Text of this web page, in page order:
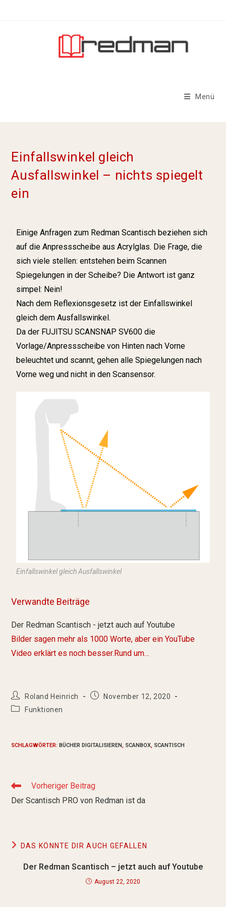
Menü
Einfallswinkel gleich
Ausfallswinkel – nichts spiegelt
ein
Einige Anfragen zum Redman Scantisch beziehen sich
auf die Anpressscheibe aus Acrylglas. Die Frage, die
sich viele stellen: entstehen beim Scannen
Spiegelungen in der Scheibe? Die Antwort ist ganz
simpel: Nein!
Nach dem Reflexionsgesetz ist der Einfallswinkel
gleich dem Ausfallswinkel.
Da der FUJITSU SCANSNAP SV600 die
Vorlage/Anpressscheibe von Hinten nach Vorne
beleuchtet und scannt, gehen alle Spiegelungen nach
Vorne weg und nicht in den Scansensor.
Einfallswinkel gleich Ausfallswinkel
Verwandte Beiträge
Der Redman Scantisch - jetzt auch auf Youtube
Bilder sagen mehr als 1000 Worte, aber ein YouTube
Video erklärt es noch besser.Rund um…
Roland Heinrich
November 12, 2020
Funktionen
SCHLAGWÖRTER:BÜCHER DIGITALISIEREN, SCANBOX, SCANTISCH
Vorheriger Beitrag
Der Scantisch PRO von Redman ist da
DAS KÖNNTE DIR AUCH GEFALLEN
Der Redman Scantisch – jetzt auch auf Youtube
August 22, 2020